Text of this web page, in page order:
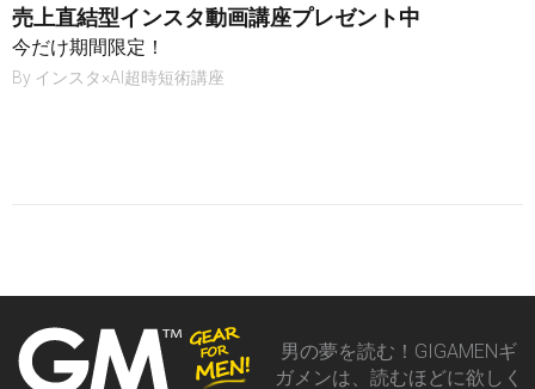
売上直結型インスタ動画講座プレゼント中
今だけ期間限定！
By インスタ×AI超時短術講座
男の夢を読む！GIGAMENギ
ガメンは、読むほどに欲しく